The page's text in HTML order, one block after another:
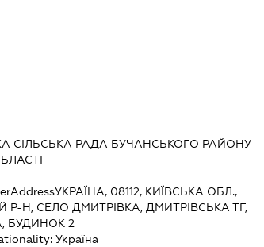
СІЛЬСЬКА РАДА БУЧАНСЬКОГО РАЙОНУ
УКРАЇНА, 08112, КИЇВСЬКА ОБЛ.,
Р-Н, СЕЛО ДМИТРІВКА, ДМИТРІВСЬКА ТГ,
БУДИНОК 2
Україна